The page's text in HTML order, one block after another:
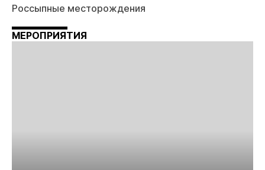
Россыпные месторождения
МЕРОПРИЯТИЯ